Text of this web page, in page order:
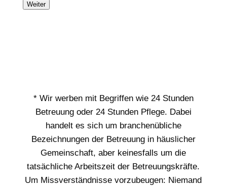
Weiter
* Wir werben mit Begriffen wie 24 Stunden
Betreuung oder 24 Stunden Pflege. Dabei
handelt es sich um branchenübliche
Bezeichnungen der Betreuung in häuslicher
Gemeinschaft, aber keinesfalls um die
tatsächliche Arbeitszeit der Betreuungskräfte.
Um Missverständnisse vorzubeugen: Niemand